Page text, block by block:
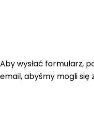
Aby wysłać formularz,
email, abyśmy mogli